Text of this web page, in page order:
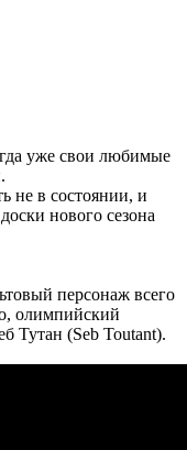
уже свои любимые
не в состоянии, и
нового сезона
персонаж всего
олимпийский
Тутан (Seb Toutant).